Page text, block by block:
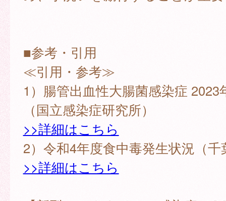
■参考・引用
≪引用・参考≫
1）腸管出血性大腸菌感染症 2023
（国立感染症研究所）
>>詳細はこちら
2）令和4年度食中毒発生状況（千
>>詳細はこちら